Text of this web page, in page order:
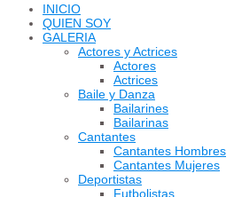
INICIO
QUIEN SOY
GALERIA
Actores y Actrices
Actores
Actrices
Baile y Danza
Bailarines
Bailarinas
Cantantes
Cantantes Hombres
Cantantes Mujeres
Deportistas
Futbolistas